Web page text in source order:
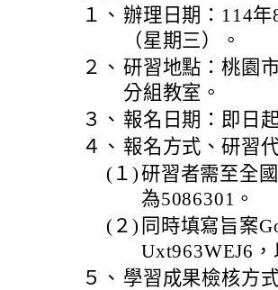
１、 辦理日期：114
（星期三）。
２、 研習地點：桃園
分組教室。
３、 報名日期：即日
４、 報名方式、研習
(１)研習者需至全
為5086301。
(２) 同時填寫旨案
Uxt963WEJ6
５、 學習成果檢核方